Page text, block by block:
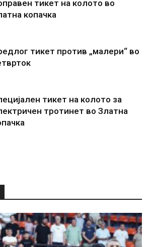
тикет на колото во
копачка
тикет против „малери“ во
тикет на колото за
тротинет во Златна